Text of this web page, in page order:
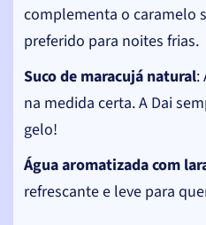
complementa o caramelo
preferido para noites frias.
Suco de maracujá natural:
na medida certa. A Dai
gelo!
Água aromatizada com
refrescante e leve para